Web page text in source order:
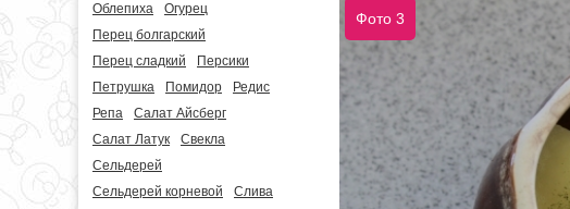
Облепиха
Огурец
Перец болгарский
Перец сладкий
Персики
Петрушка
Помидор
Редис
Репа
Салат Айсберг
Салат Латук
Свекла
Сельдерей
Сельдерей корневой
Слива
Фото 3